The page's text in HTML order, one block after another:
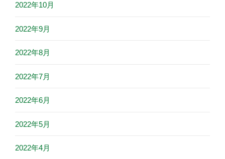
2022年10月
2022年9月
2022年8月
2022年7月
2022年6月
2022年5月
2022年4月